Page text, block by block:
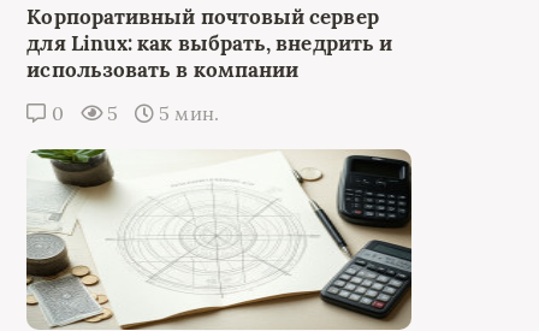
Корпоративный почтовый сервер
для Linux: как выбрать, внедрить и
использовать в компании
0 5 5 мин.